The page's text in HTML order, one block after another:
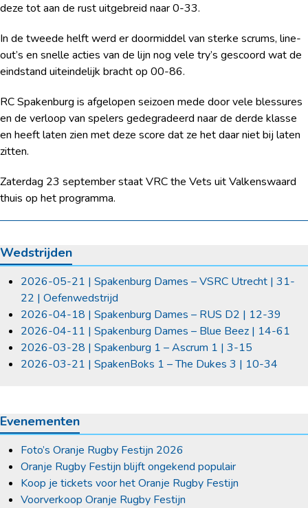
deze tot aan de rust uitgebreid naar 0-33.
In de tweede helft werd er doormiddel van sterke scrums, line-
out’s en snelle acties van de lijn nog vele try’s gescoord wat de
eindstand uiteindelijk bracht op 00-86.
RC Spakenburg is afgelopen seizoen mede door vele blessures
en de verloop van spelers gedegradeerd naar de derde klasse
en heeft laten zien met deze score dat ze het daar niet bij laten
zitten.
Zaterdag 23 september staat VRC the Vets uit Valkenswaard
thuis op het programma.
Wedstrijden
2026-05-21 | Spakenburg Dames – VSRC Utrecht | 31-
22 | Oefenwedstrijd
2026-04-18 | Spakenburg Dames – RUS D2 | 12-39
2026-04-11 | Spakenburg Dames – Blue Beez | 14-61
2026-03-28 | Spakenburg 1 – Ascrum 1 | 3-15
2026-03-21 | SpakenBoks 1 – The Dukes 3 | 10-34
Evenementen
Foto’s Oranje Rugby Festijn 2026
Oranje Rugby Festijn blijft ongekend populair
Koop je tickets voor het Oranje Rugby Festijn
Voorverkoop Oranje Rugby Festijn